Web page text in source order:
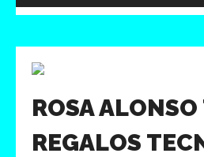
ROSA
REGALOS